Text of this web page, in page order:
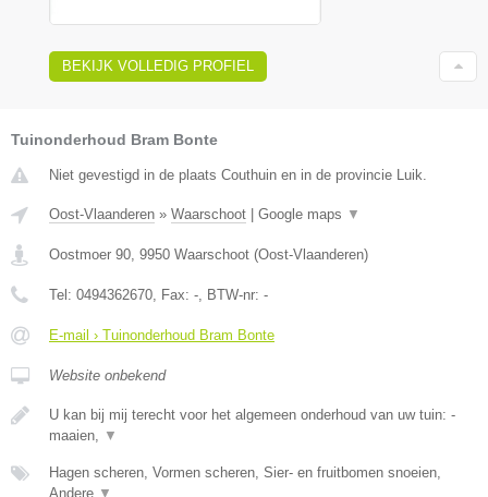
BEKIJK VOLLEDIG PROFIEL
Tuinonderhoud Bram Bonte
Niet gevestigd in de plaats Couthuin en in de provincie Luik.
Oost-Vlaanderen » Waarschoot Google maps ▼
Oostmoer 90, 9950 Waarschoot (Oost-Vlaanderen)
Tel: 0494362670, Fax: -, BTW-nr: -
E-mail › Tuinonderhoud Bram Bonte
Website onbekend
U kan bij mij terecht voor het algemeen onderhoud van uw tuin: -
maaien, ▼
Hagen scheren, Vormen scheren, Sier- en fruitbomen snoeien,
Andere ▼